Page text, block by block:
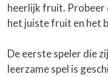
heerlijk fruit. Probeer
het juiste fruit en het
De eerste speler die
leerzame spel is